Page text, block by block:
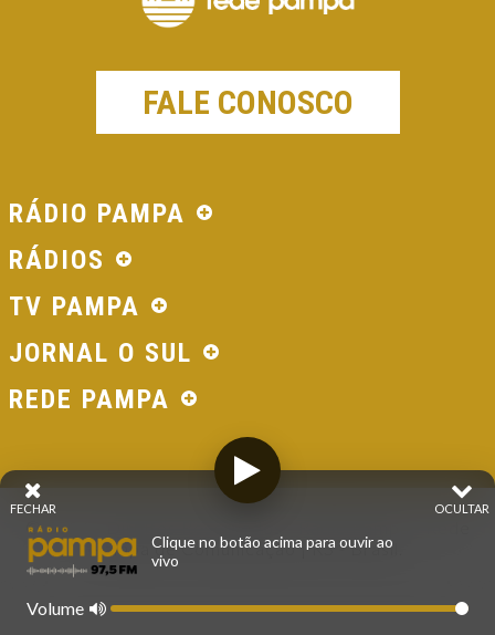
FALE CONOSCO
RÁDIO PAMPA
RÁDIOS
TV PAMPA
JORNAL O SUL
REDE PAMPA
© 2026 - Direitos Reservados - Rádio Pampa - Rede
Pampa de Comunicação | RS - Brasil.
OCULTAR
FECHAR
Clique no botão acima para ouvir ao
vivo
Volume